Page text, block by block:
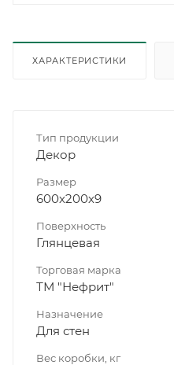
ХАРАКТЕРИСТИКИ
Тип продукции
Декор
Размер
600х200х9
Поверхность
Глянцевая
Торговая марка
ТМ "Нефрит"
Назначение
Для стен
Вес коробки, кг